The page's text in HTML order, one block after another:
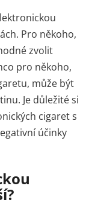
Pro někoho,
zvolit
pro někoho,
může být
Je důležité si
cigaret s
účinky